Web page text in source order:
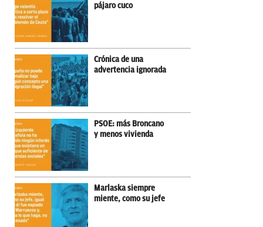
pájaro cuco
Crónica de una
advertencia ignorada
PSOE: más Broncano
y menos vivienda
Marlaska siempre
miente, como su jefe